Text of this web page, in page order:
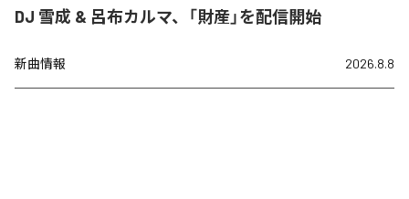
DJ 雪成 & 呂布カルマ、「財産」を配信開始
新曲情報 2026.8.8